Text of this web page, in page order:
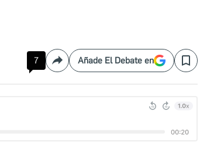
7 CompartirAñade El Debate en Save